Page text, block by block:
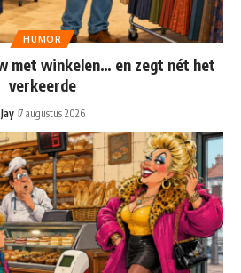
HUMOR
met winkelen… en zegt nét het
verkeerde
Jay 7 augustus 2026